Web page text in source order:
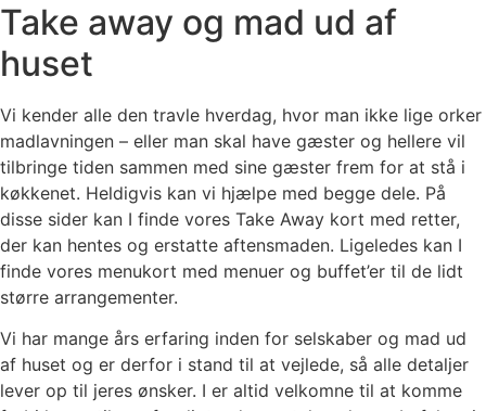
Take away og mad ud af
huset
Vi kender alle den travle hverdag, hvor man ikke lige orker
madlavningen – eller man skal have gæster og hellere vil
tilbringe tiden sammen med sine gæster frem for at stå i
køkkenet. Heldigvis kan vi hjælpe med begge dele. På
disse sider kan I finde vores Take Away kort med retter,
der kan hentes og erstatte aftensmaden. Ligeledes kan I
finde vores menukort med menuer og buffet’er til de lidt
større arrangementer.
Vi har mange års erfaring inden for selskaber og mad ud
af huset og er derfor i stand til at vejlede, så alle detaljer
lever op til jeres ønsker. I er altid velkomne til at komme